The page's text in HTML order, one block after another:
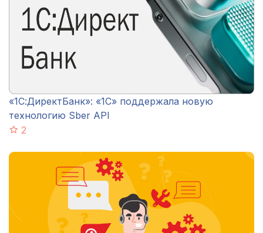
«1С:ДиректБанк»: «1С» поддержала новую
технологию Sber API
2